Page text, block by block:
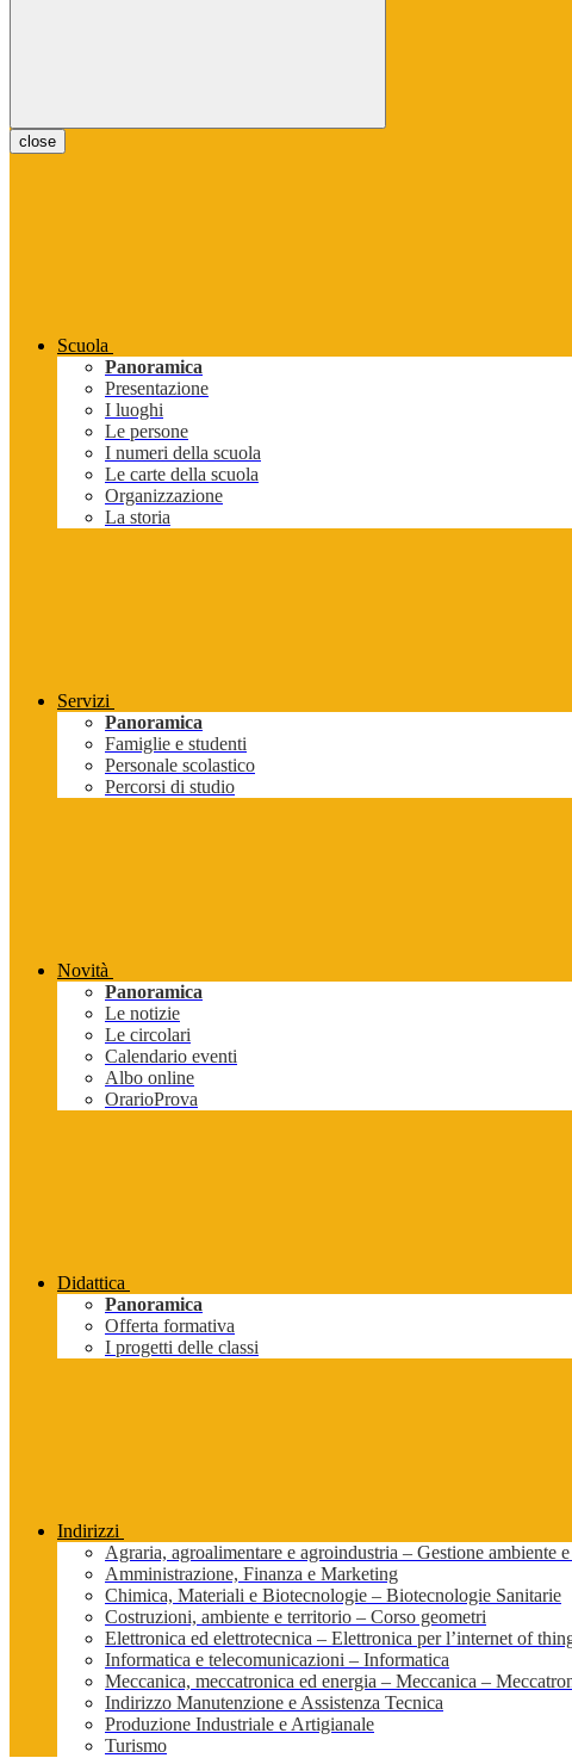
close
Scuola
Panoramica
Presentazione
I luoghi
Le persone
I numeri della scuola
Le carte della scuola
Organizzazione
La storia
Servizi
Panoramica
Famiglie e studenti
Personale scolastico
Percorsi di studio
Novità
Panoramica
Le notizie
Le circolari
Calendario eventi
Albo online
OrarioProva
Didattica
Panoramica
Offerta formativa
I progetti delle classi
Indirizzi
Agraria, agroalimentare e agroindustria – Gestione ambiente
Amministrazione, Finanza e Marketing
Chimica, Materiali e Biotecnologie – Biotecnologie Sanitarie
Costruzioni, ambiente e territorio – Corso geometri
Elettronica ed elettrotecnica – Elettronica per l’internet of
Informatica e telecomunicazioni – Informatica
Meccanica, meccatronica ed energia – Meccanica –
Indirizzo Manutenzione e Assistenza Tecnica
Produzione Industriale e Artigianale
Turismo